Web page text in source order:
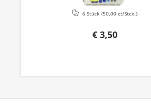
€ 3,50
6 Stück(50,00 ct/Stck.)